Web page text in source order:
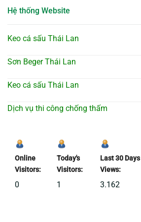
Hệ thống Website
Keo cá sấu Thái Lan
Sơn Beger Thái Lan
Keo cá sấu Thái Lan
Dịch vụ thi công chống thấm
Online
Visitors:
0
Today's
Visitors:
1
Last 30 Days
Views:
3.162